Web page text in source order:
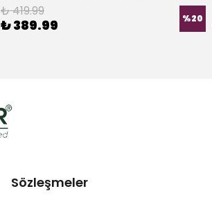
₺ 419.99
₺ 389.99 %20
Sözleşmeler